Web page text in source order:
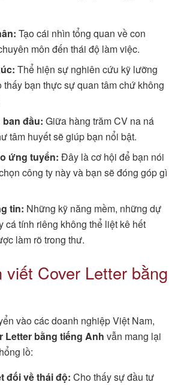
Tạo cái nhìn tổng quan về con
môn đến thái độ làm việc.
Thể hiện sự nghiên cứu kỹ lưỡng
thấy bạn thực sự quan tâm chứ không
đầu: Giữa hàng trăm CV na ná
tâm huyết sẽ giúp bạn nổi bật.
ứng tuyển: Đây là cơ hội để bạn nói
công ty này và bạn sẽ đóng góp gì
tin: Những kỹ năng mềm, những dự
cá tính riêng không thể liệt kê hết
làm rõ trong thư.
viết Cover Letter bằng
vào các doanh nghiệp Việt Nam,
Letter bằng tiếng Anh vẫn mang lại
lồ:
đối về thái độ: Cho thấy sự đầu tư